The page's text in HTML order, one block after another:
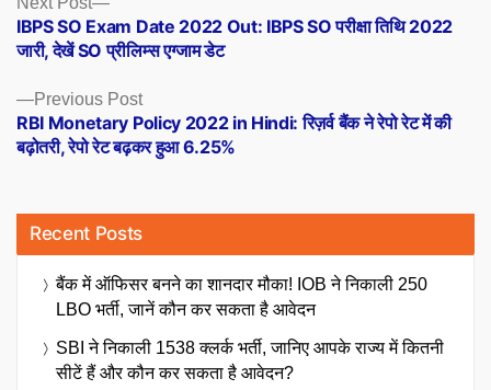
navigation
Previous PostPrevious
post:
RBI Monetary Policy 2022 in Hindi: रिज़र्व बैंक ने रेपो रेट में की
बढ़ोतरी, रेपो रेट बढ़कर हुआ 6.25%
post:
IBPS SO Exam Date 2022 Out: IBPS SO परीक्षा तिथि 2022
जारी, देखें SO प्रीलिम्स एग्जाम डेट
Recent Posts
बैंक में ऑफिसर बनने का शानदार मौका! IOB ने निकाली 250
LBO भर्ती, जानें कौन कर सकता है आवेदन
SBI ने निकाली 1538 क्लर्क भर्ती, जानिए आपके राज्य में कितनी
सीटें हैं और कौन कर सकता है आवेदन?